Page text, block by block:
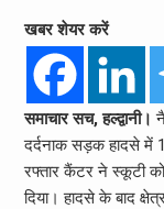
खबर शेयर करें
समाचार सच, हल्द्वानी।
दर्दनाक सड़क हादसे में
रफ्तार कैंटर ने स्कूटी
दिया। हादसे के बाद